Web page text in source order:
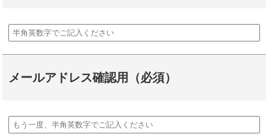
メールアドレス確認用（必須）